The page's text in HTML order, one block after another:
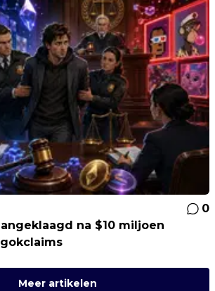
0
na $10 miljoen
Meer artikelen